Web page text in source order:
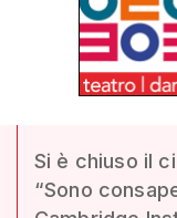
Si è chiuso il
“Sono